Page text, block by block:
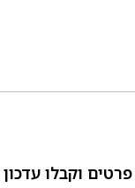
וקבלו